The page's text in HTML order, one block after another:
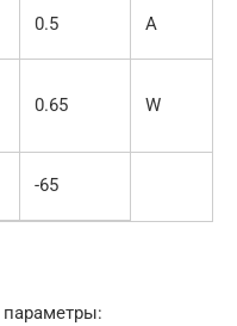
0.5 A
0.65 W
-65